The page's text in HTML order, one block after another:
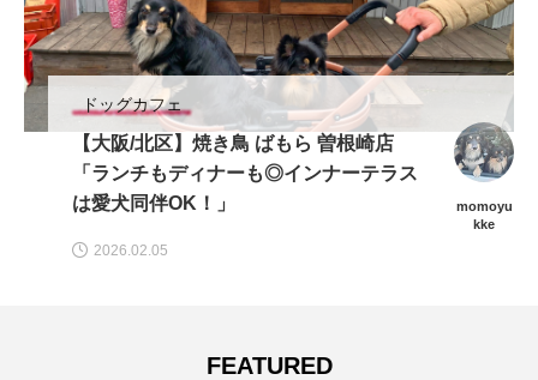
ドッグカフェ
【大阪/北区】焼き鳥 ばもら 曽根崎店
「ランチもディナーも◎インナーテラス
は愛犬同伴OK！」
momoyu
kke
2026.02.05
FEATURED